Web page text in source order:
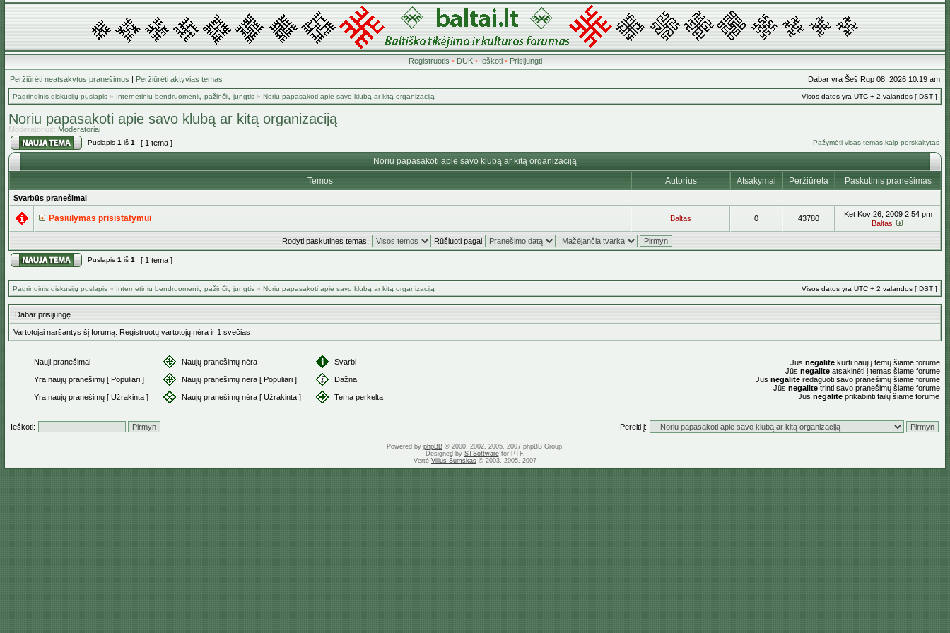
Registruotis • DUK• Ieškoti• Prisijungti
Peržiūrėti neatsakytus pranešimus | Peržiūrėti aktyvias temas Dabar yra Šeš Rgp 08, 2026 10:19 am
Pagrindinis diskusijų puslapis » Internetinių bendruomenių pažinčių jungtis » Noriu papasakoti apie savo klubą ar kitą organizaciją Visos datos yra UTC + 2 valandos [ DST ]
Noriu papasakoti apie savo klubą ar kitą organizaciją
Moderatorius: Moderatoriai
Puslapis 1 iš 1 [ 1 tema ] Pažymėti visas temas kaip perskaitytas
Noriu papasakoti apie savo klubą ar kitą organizaciją
Temos
Autorius Atsakymai Peržiūrėta Paskutinis pranešimas
Svarbūs pranešimai
Pasiūlymas prisistatymui Baltas 0 43780
Ket Kov 26, 2009 2:54 pm
Baltas
Rodyti paskutines temas: Rūšiuoti pagal
Puslapis 1 iš 1 [ 1 tema ]
Pagrindinis diskusijų puslapis » Internetinių bendruomenių pažinčių jungtis » Noriu papasakoti apie savo klubą ar kitą organizaciją Visos datos yra UTC + 2 valandos [ DST ]
Dabar prisijungę
Vartotojai naršantys šį forumą: Registruotų vartotojų nėra ir 1 svečias
Nauji pranešimai Naujų pranešimų nėra Svarbi
Yra naujų pranešimų [ Populiari ] Naujų pranešimų nėra [ Populiari ] Dažna
Yra naujų pranešimų [ Užrakinta ] Naujų pranešimų nėra [ Užrakinta ] Tema perkelta
Jūs negalite kurti naujų temų šiame forume
Jūs negalite atsakinėti į temas šiame forume
Jūs negalite redaguoti savo pranešimų šiame forume
Jūs negalite trinti savo pranešimų šiame forume
Jūs negalite prikabinti failų šiame forume
Ieškoti: Pereiti į:
Powered by phpBB© 2000, 2002, 2005, 2007 phpBB Group.
Designed by STSoftwarefor PTF.
Vertė Vilius Šumskas © 2003, 2005, 2007